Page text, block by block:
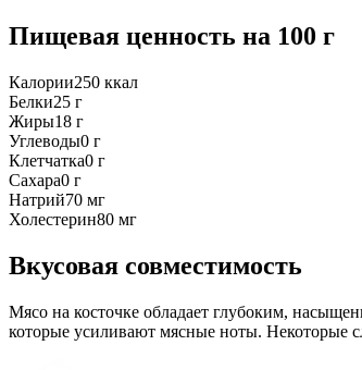
Пищевая ценность на 100 г
Калории250 ккал
Белки25 г
Жиры18 г
Углеводы0 г
Клетчатка0 г
Сахара0 г
Натрий70 мг
Холестерин80 мг
Вкусовая совместимость
Мясо на косточке обладает глубоким,
которые усиливают мясные ноты. Некоторые